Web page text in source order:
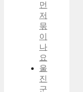
먼
저
묶
이
나
요
울
진
군